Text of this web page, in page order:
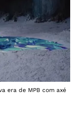
era de MPB com axé